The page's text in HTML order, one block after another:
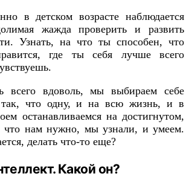
в детском возрасте наблюдается
жажда проверить и развить
Узнать, на что ты способен, что
где ты себя лучше всего
всего вдоволь, мы выбираем себе
что одну, и на всю жизнь, и в
останавливаемся на достигнутом,
что нам нужно, мы узнали, и умеем.
делать что-то еще?
Какой он?